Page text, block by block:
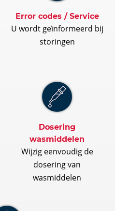
Error codes / Service
U wordt geïnformeerd bij
storingen
Dosering
wasmiddelen
Wijzig eenvoudig de
dosering van
wasmiddelen